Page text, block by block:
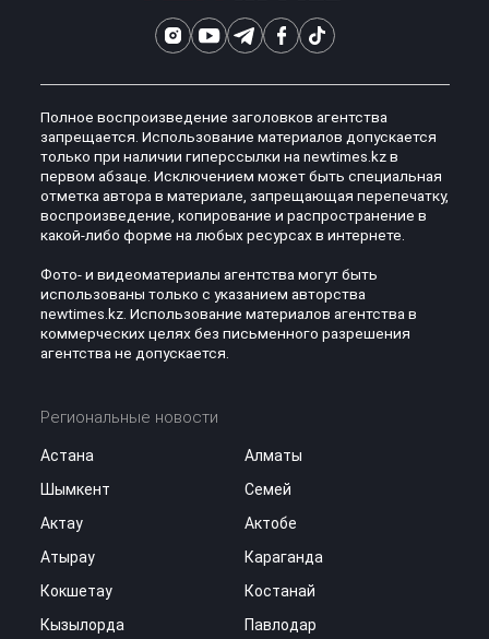
Полное воспроизведение заголовков агентства
запрещается. Использование материалов допускается
только при наличии гиперссылки на newtimes.kz в
первом абзаце. Исключением может быть специальная
отметка автора в материале, запрещающая перепечатку,
воспроизведение, копирование и распространение в
какой-либо форме на любых ресурсах в интернете.
Фото- и видеоматериалы агентства могут быть
использованы только с указанием авторства
newtimes.kz. Использование материалов агентства в
коммерческих целях без письменного разрешения
агентства не допускается.
Региональные новости
Астана
Алматы
Шымкент
Семей
Актау
Актобе
Атырау
Караганда
Кокшетау
Костанай
Кызылорда
Павлодар